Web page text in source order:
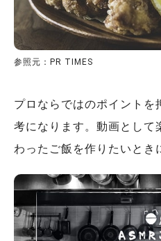
参照元：PR TIMES
プロならではのポイントを
考になります。動画として
わったご飯を作りたいとき